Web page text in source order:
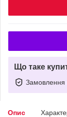
Що таке
Замовлення
Опис